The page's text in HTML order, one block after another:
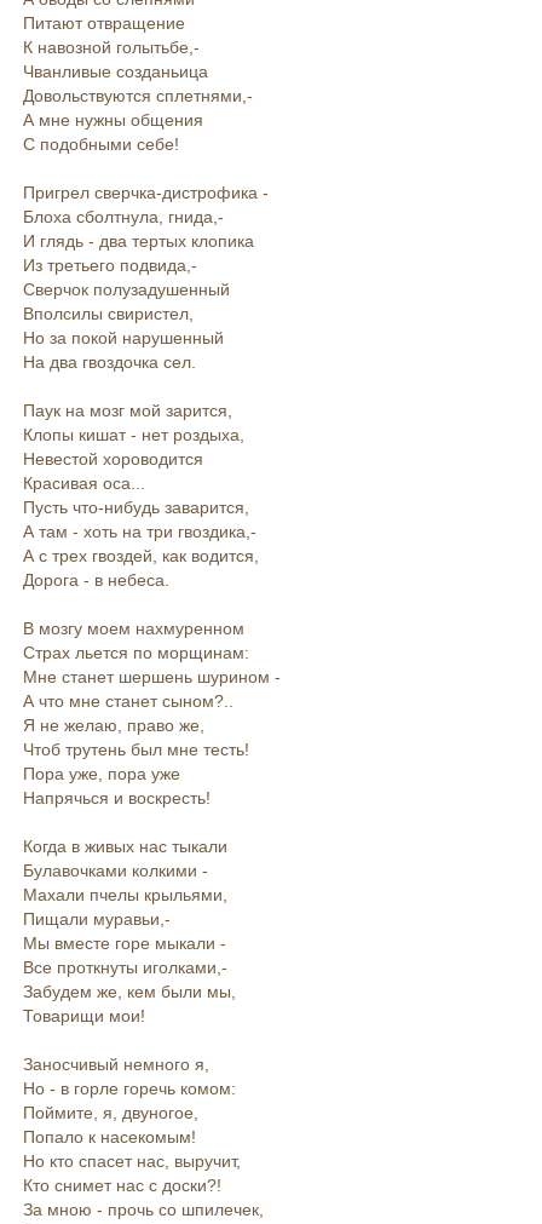
Питают отвращение
К навозной голытьбе,-
Чванливые созданьица
Довольствуются сплетнями,-
А мне нужны общения
С подобными себе!
Пригрел сверчка-дистрофика -
Блоха сболтнула, гнида,-
И глядь - два тертых клопика
Из третьего подвида,-
Сверчок полузадушенный
Вполсилы свиристел,
Но за покой нарушенный
На два гвоздочка сел.
Паук на мозг мой зарится,
Клопы кишат - нет роздыха,
Невестой хороводится
Красивая оса...
Пусть что-нибудь заварится,
А там - хоть на три гвоздика,-
А с трех гвоздей, как водится,
Дорога - в небеса.
В мозгу моем нахмуренном
Страх льется по морщинам:
Мне станет шершень шурином -
А что мне станет сыном?..
Я не желаю, право же,
Чтоб трутень был мне тесть!
Пора уже, пора уже
Напрячься и воскресть!
Когда в живых нас тыкали
Булавочками колкими -
Махали пчелы крыльями,
Пищали муравьи,-
Мы вместе горе мыкали -
Все проткнуты иголками,-
Забудем же, кем были мы,
Товарищи мои!
Заносчивый немного я,
Но - в горле горечь комом:
Поймите, я, двуногое,
Попало к насекомым!
Но кто спасет нас, выручит,
Кто снимет нас с доски?!
За мною - прочь со шпилечек,